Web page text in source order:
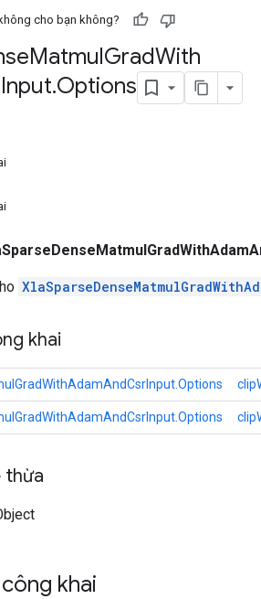
cho bạn không?
MatmulGradWith
Input.Options
khai
thừa
khai